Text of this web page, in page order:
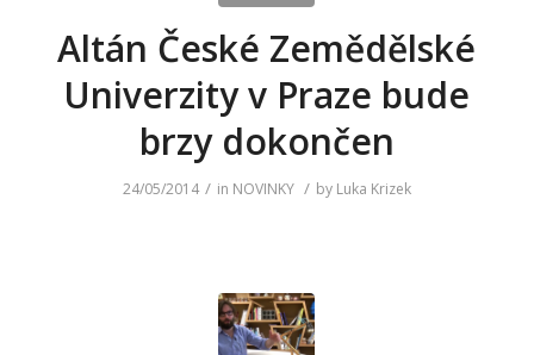
Altán České Zemědělské
Univerzity v Praze bude
brzy dokončen
24/05/2014 / in NOVINKY / by Luka Krizek